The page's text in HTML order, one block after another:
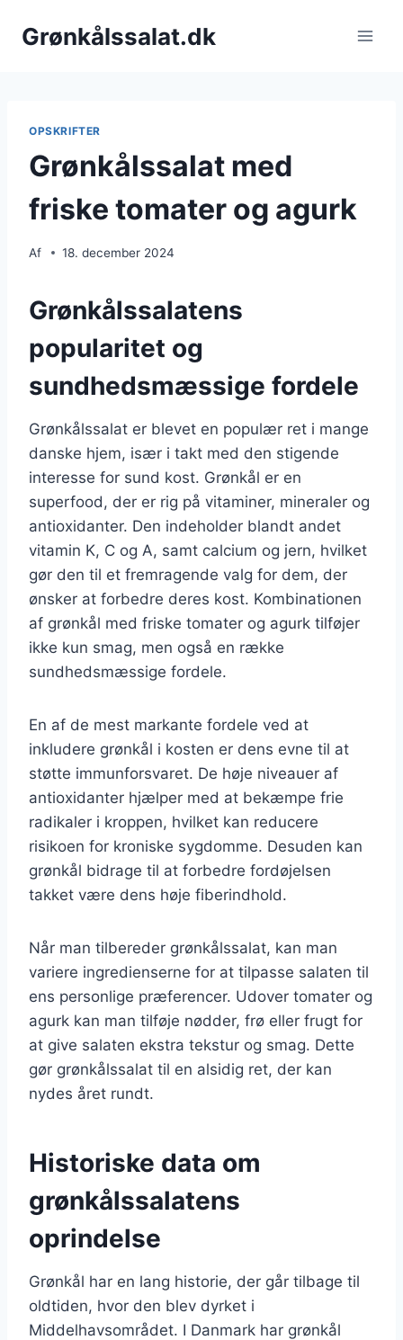
Grønkålssalat.dk
OPSKRIFTER
Grønkålssalat med
friske tomater og agurk
Af 18. december 2024
Grønkålssalatens
popularitet og
sundhedsmæssige fordele
Grønkålssalat er blevet en populær ret i mange
danske hjem, især i takt med den stigende
interesse for sund kost. Grønkål er en
superfood, der er rig på vitaminer, mineraler og
antioxidanter. Den indeholder blandt andet
vitamin K, C og A, samt calcium og jern, hvilket
gør den til et fremragende valg for dem, der
ønsker at forbedre deres kost. Kombinationen
af grønkål med friske tomater og agurk tilføjer
ikke kun smag, men også en række
sundhedsmæssige fordele.
En af de mest markante fordele ved at
inkludere grønkål i kosten er dens evne til at
støtte immunforsvaret. De høje niveauer af
antioxidanter hjælper med at bekæmpe frie
radikaler i kroppen, hvilket kan reducere
risikoen for kroniske sygdomme. Desuden kan
grønkål bidrage til at forbedre fordøjelsen
takket være dens høje fiberindhold.
Når man tilbereder grønkålssalat, kan man
variere ingredienserne for at tilpasse salaten til
ens personlige præferencer. Udover tomater og
agurk kan man tilføje nødder, frø eller frugt for
at give salaten ekstra tekstur og smag. Dette
gør grønkålssalat til en alsidig ret, der kan
nydes året rundt.
Historiske data om
grønkålssalatens
oprindelse
Grønkål har en lang historie, der går tilbage til
oldtiden, hvor den blev dyrket i
Middelhavsområdet. I Danmark har grønkål